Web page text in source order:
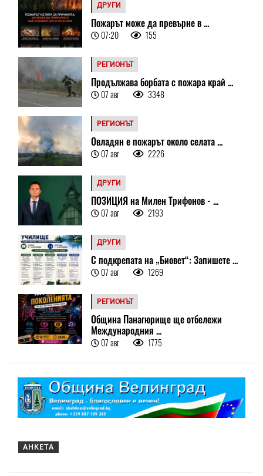
ДРУГИ
Пожарът може да превърне в ...
07:20 155
РЕГИОНЪТ
Продължава борбата с пожара край ...
07 авг 3348
РЕГИОНЪТ
Овладян е пожарът около селата ...
07 авг 2226
ДРУГИ
ПОЗИЦИЯ на Милен Трифонов - ...
07 авг 2193
ДРУГИ
С подкрепата на „Биовет“: Запишете ...
07 авг 1269
РЕГИОНЪТ
Община Панагюрище ще отбележи
Международния ...
07 авг 1775
АНКЕТА